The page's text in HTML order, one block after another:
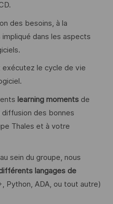
des besoins, à la
dans les aspects
le cycle de vie
learning moments de
diffusion des bonnes
Thales et à votre
sein du groupe, nous
langages de
Python, ADA, ou tout autre)